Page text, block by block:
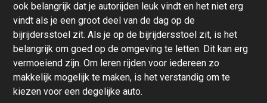
ook belangrijk dat je autorijden leuk vindt en het niet erg
vindt als je een groot deel van de dag op de
bijrijdersstoel zit. Als je op de bijrijdersstoel zit, is het
belangrijk om goed op de omgeving te letten. Dit kan erg
vermoeiend zijn. Om leren rijden voor iedereen zo
makkelijk mogelijk te maken, is het verstandig om te
kiezen voor een degelijke auto.